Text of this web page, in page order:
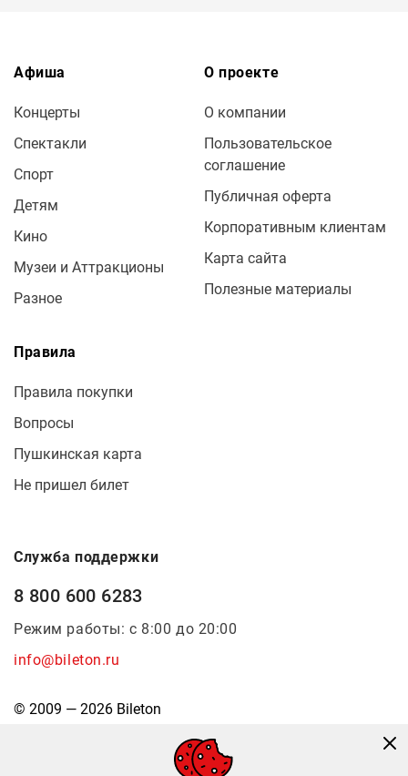
Афиша
Концерты
Спектакли
Спорт
Детям
Кино
Музеи и Аттракционы
Разное
О проекте
О компании
Пользовательское
соглашение
Публичная оферта
Корпоративным клиентам
Карта сайта
Полезные материалы
Правила
Правила покупки
Вопросы
Пушкинская карта
Не пришел билет
Служба поддержки
8 800 600 6283
Режим работы: с 8:00 до 20:00
info@bileton.ru
© 2009 — 2026 Bileton